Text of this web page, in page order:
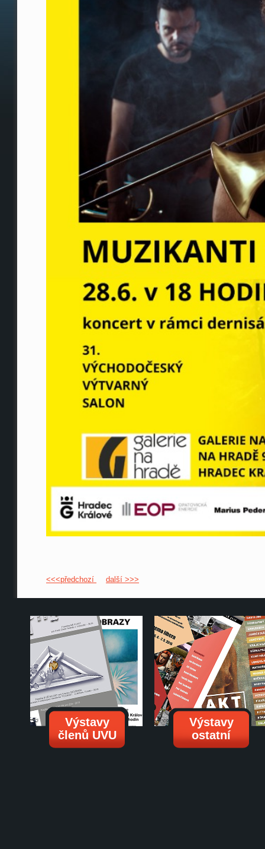
<<<předchozí další >>>
Výstavy
členů UVU
Výstavy
ostatní